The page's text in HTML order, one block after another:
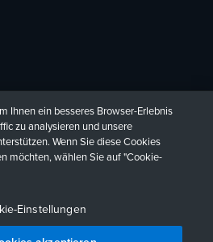
Español日本語
Ihnen ein besseres Browser-Erlebnis
zu analysieren und unsere
Wenn Sie diese Cookies
möchten, wählen Sie auf "Cookie-
Einstellungen